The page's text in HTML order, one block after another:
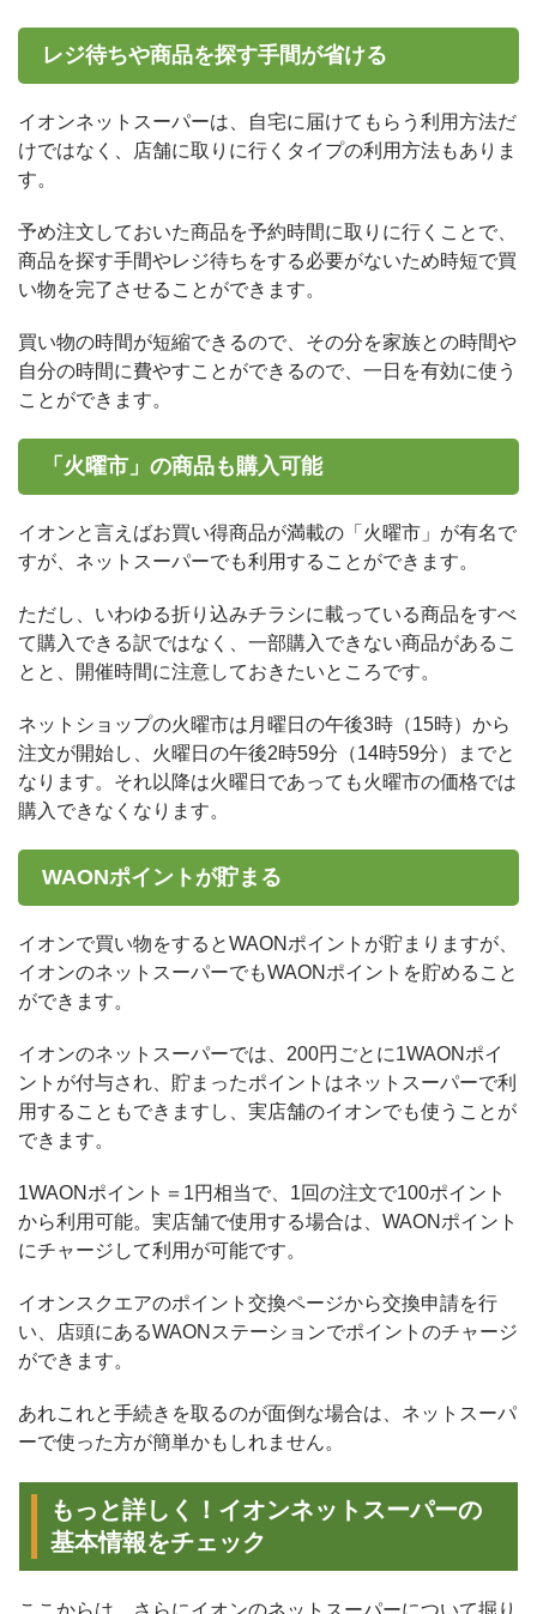
レジ待ちや商品を探す手間が省ける
イオンネットスーパーは、自宅に届けてもらう利用方法だ
けではなく、店舗に取りに行くタイプの利用方法もありま
す。
予め注文しておいた商品を予約時間に取りに行くことで、
商品を探す手間やレジ待ちをする必要がないため時短で買
い物を完了させることができます。
買い物の時間が短縮できるので、その分を家族との時間や
自分の時間に費やすことができるので、一日を有効に使う
ことができます。
「火曜市」の商品も購入可能
イオンと言えばお買い得商品が満載の「火曜市」が有名で
すが、ネットスーパーでも利用することができます。
ただし、いわゆる折り込みチラシに載っている商品をすべ
て購入できる訳ではなく、一部購入できない商品があるこ
とと、開催時間に注意しておきたいところです。
ネットショップの火曜市は月曜日の午後3時（15時）から
注文が開始し、火曜日の午後2時59分（14時59分）までと
なります。それ以降は火曜日であっても火曜市の価格では
購入できなくなります。
WAONポイントが貯まる
イオンで買い物をするとWAONポイントが貯まりますが、
イオンのネットスーパーでもWAONポイントを貯めること
ができます。
イオンのネットスーパーでは、200円ごとに1WAONポイ
ントが付与され、貯まったポイントはネットスーパーで利
用することもできますし、実店舗のイオンでも使うことが
できます。
1WAONポイント＝1円相当で、1回の注文で100ポイント
から利用可能。実店舗で使用する場合は、WAONポイント
にチャージして利用が可能です。
イオンスクエアのポイント交換ページから交換申請を行
い、店頭にあるWAONステーションでポイントのチャージ
ができます。
あれこれと手続きを取るのが面倒な場合は、ネットスーパ
ーで使った方が簡単かもしれません。
もっと詳しく！イオンネットスーパーの
基本情報をチェック
ここからは、さらにイオンのネットスーパーについて掘り